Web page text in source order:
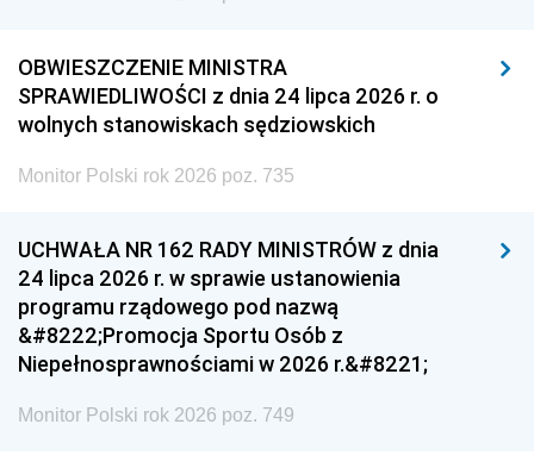
OBWIESZCZENIE MINISTRA
SPRAWIEDLIWOŚCI z dnia 24 lipca 2026 r. o
wolnych stanowiskach sędziowskich
Monitor Polski rok 2026 poz. 735
UCHWAŁA NR 162 RADY MINISTRÓW z dnia
24 lipca 2026 r. w sprawie ustanowienia
programu rządowego pod nazwą
&#8222;Promocja Sportu Osób z
Niepełnosprawnościami w 2026 r.&#8221;
Monitor Polski rok 2026 poz. 749